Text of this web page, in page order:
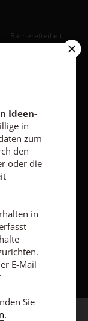
Barrierefreiheit
Ideen-
in
zum
den
oder die
in
E-Mail
Sie
.